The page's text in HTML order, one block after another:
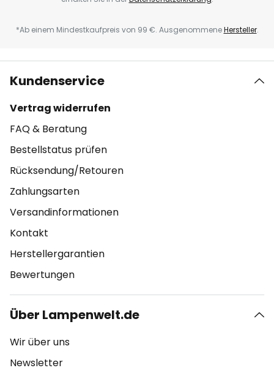
*Ab einem Mindestkaufpreis von 99 €. AusgenommeneHersteller.
Kundenservice
Vertrag widerrufen
FAQ & Beratung
Bestellstatus prüfen
Rücksendung/Retouren
Zahlungsarten
Versandinformationen
Kontakt
Herstellergarantien
Bewertungen
Über Lampenwelt.de
Wir über uns
Newsletter